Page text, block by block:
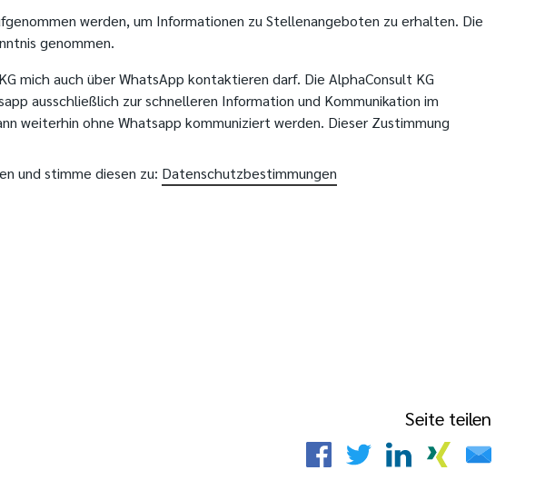
werden, um Informationen zu Stellenangeboten zu erhalten. Die
genommen.
mich auch über WhatsApp kontaktieren darf. Die AlphaConsult KG
ausschließlich zur schnelleren Information und Kommunikation im
weiterhin ohne Whatsapp kommuniziert werden. Dieser Zustimmung
und stimme diesen zu: Datenschutzbestimmungen
Seite teilen